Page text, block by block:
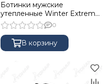
Ботинки мужские
утепленные Winter Extreme,
мембрана Kingtex, insulation
400г, цвет Black, 42 NISUS
0
В корзину